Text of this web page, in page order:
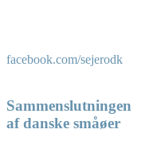
facebook.com/sejerodk
Sammenslutningen
af danske småøer